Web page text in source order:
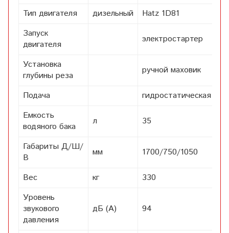
Тип двигателя дизельный
Hatz 1D81
Запуск
двигателя
электростартер
Установка
глубины реза
ручной маховик
Подача
гидростатическая
Емкость
водяного бака
л 35
Габариты Д/Ш/
В
мм 1700/750/1050
Вес кг
330
Уровень
звукового
давления
дБ (А) 94